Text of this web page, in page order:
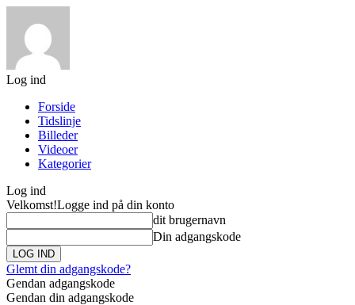
Log ind
Forside
Tidslinje
Billeder
Videoer
Kategorier
Log ind
Velkomst!Logge ind på din konto
dit brugernavn
Din adgangskode
Glemt din adgangskode?
Gendan adgangskode
Gendan din adgangskode